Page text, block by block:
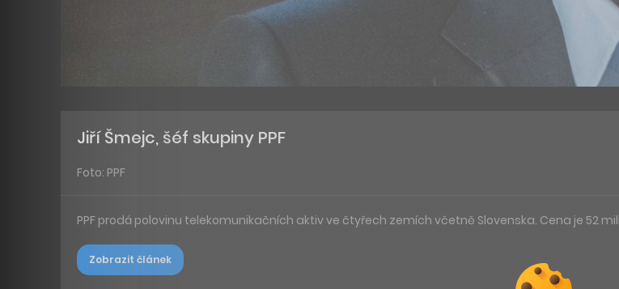
Jiří Šmejc, šéf skupiny PPF
Foto: PPF
PPF prodá polovinu telekomunikačních aktiv ve čtyřech zemích včetně Slovenska. Cena je 52
Zobrazit článek